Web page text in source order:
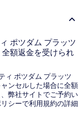
ポツダム プラッツ
額返金を受けられ
ィ ポツダム プラッツ
ンセルした場合に全額
弊社サイトでご予約い
シーで利用規約の詳細